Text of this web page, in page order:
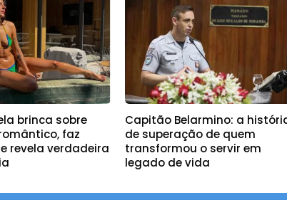
brinca sobre
faz
revela verdadeira
Capitão Belarmino: a
de superação de quem
transformou o servir em
legado de vida